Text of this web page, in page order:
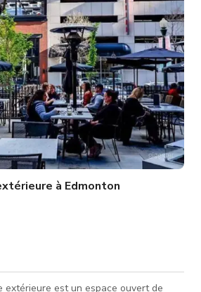
à Edmonton
extérieure est un espace ouvert de